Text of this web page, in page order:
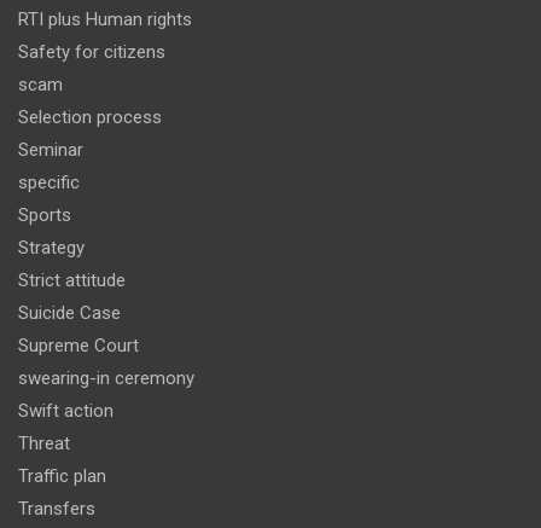
RTI plus Human rights
Safety for citizens
scam
Selection process
Seminar
specific
Sports
Strategy
Strict attitude
Suicide Case
Supreme Court
swearing-in ceremony
Swift action
Threat
Traffic plan
Transfers